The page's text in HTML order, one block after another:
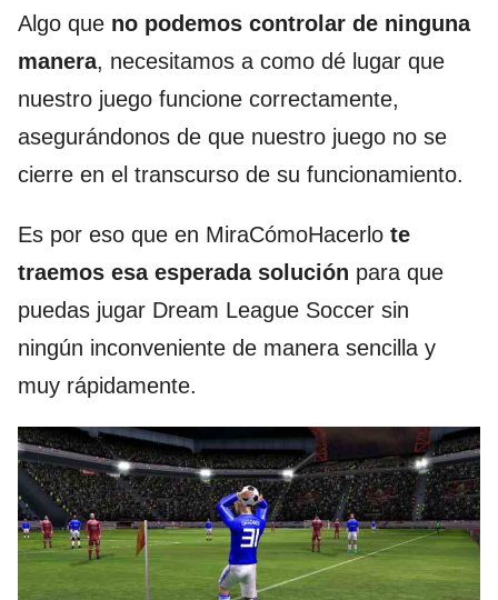
Algo que no podemos controlar de ninguna
manera, necesitamos a como dé lugar que
nuestro juego funcione correctamente,
asegurándonos de que nuestro juego no se
cierre en el transcurso de su funcionamiento.
Es por eso que en MiraCómoHacerlo te
traemos esa esperada solución para que
puedas jugar Dream League Soccer sin
ningún inconveniente de manera sencilla y
muy rápidamente.